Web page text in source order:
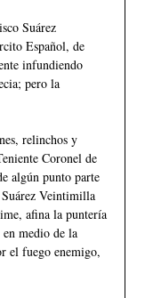
Suárez
Español, de
infundiendo
pero la
relinchos y
Coronel de
algún punto parte
Suárez Veintimilla
afina la puntería
medio de la
el fuego enemigo,